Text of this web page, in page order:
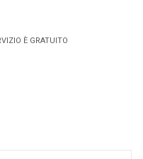
È GRATUITO